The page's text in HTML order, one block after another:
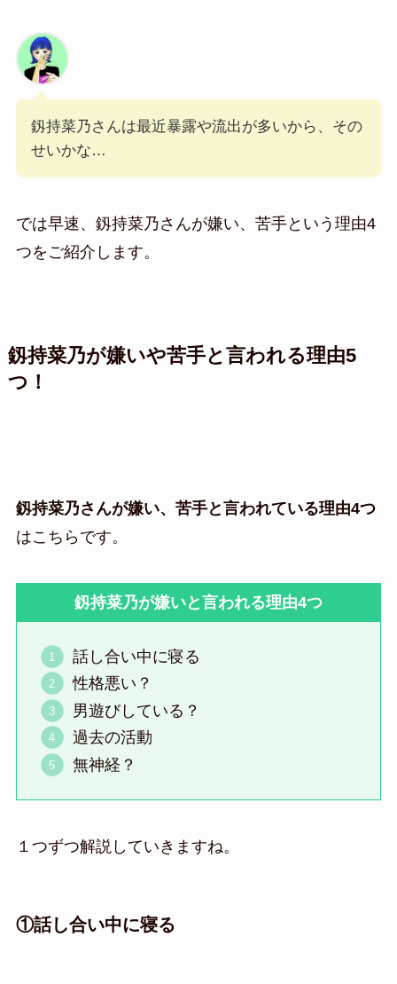
釼持菜乃さんは最近暴露や流出が多いから、その
せいかな…
では早速、釼持菜乃さんが嫌い、苦手という理由4
つをご紹介します。
釼持菜乃が嫌いや苦手と言われる理由5
つ！
釼持菜乃さんが嫌い、苦手と言われている理由4つ
はこちらです。
釼持菜乃が嫌いと言われる理由4つ
話し合い中に寝る
性格悪い？
男遊びしている？
過去の活動
無神経？
１つずつ解説していきますね。
①話し合い中に寝る